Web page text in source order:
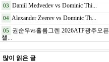
03 Daniil Medvedev vs Dominic Thi...
04 Alexander Zverev vs Dominic Th...
05
권순우vs홀름그렌 2026ATP광주오
챌...
많이 읽은 글